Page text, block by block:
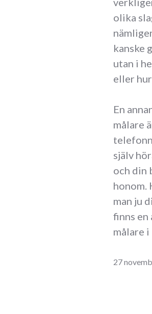
olika
kanske
utan i
eller
En
målare
själv
och din
honom.
man ju
finns en
målare
27